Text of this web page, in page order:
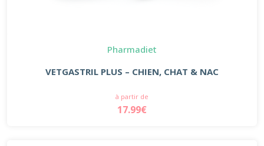
Pharmadiet
VETGASTRIL PLUS – CHIEN, CHAT & NAC
à partir de
17.99€